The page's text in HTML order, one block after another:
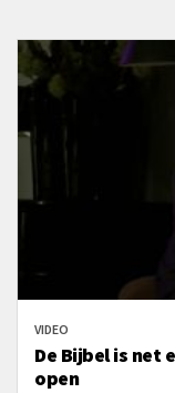
VIDEO
De Bijbel is net
open